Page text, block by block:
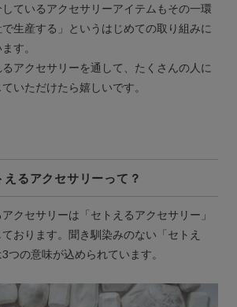
ているアクセサリーアイテムもその一環
生産する」というはじめての取り組みに
す。
アクセサリーを通して、たくさんの人に
いただけたら嬉しいです。
えるアクセサリーって？
クセサリーは「セトえるアクセサリー」
おります。聞き馴染みのない「セトえ
つの意味が込められています。